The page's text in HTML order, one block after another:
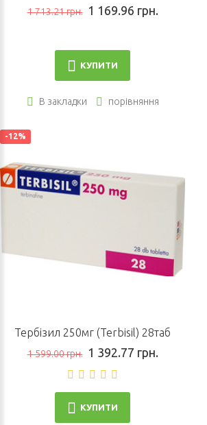
1 713.21 грн. 1 169.96 грн.
КУПИТИ
В закладки порівняння
-12%
Тербізил 250мг (Terbisil) 28таб
1 599.00 грн. 1 392.77 грн.
КУПИТИ